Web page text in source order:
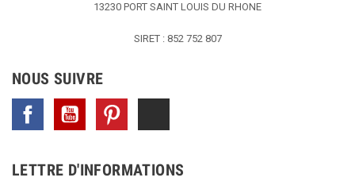
13230 PORT SAINT LOUIS DU RHONE
SIRET : 852 752 807
NOUS SUIVRE
Facebook YouTube
LETTRE D'INFORMATIONS